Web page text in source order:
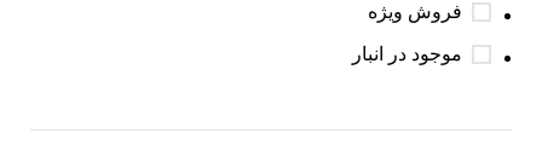
فروش ویژه
موجود در انبار